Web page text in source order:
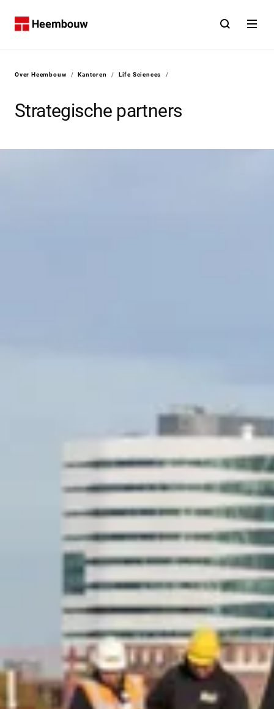
Home Open Open
Contact
U bent hier:
Over Heembouw / Kantoren / Life Sciences /
Strategische partners